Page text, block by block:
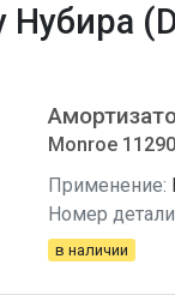
Нубира
Monroe
Применение:
Номер
в наличии